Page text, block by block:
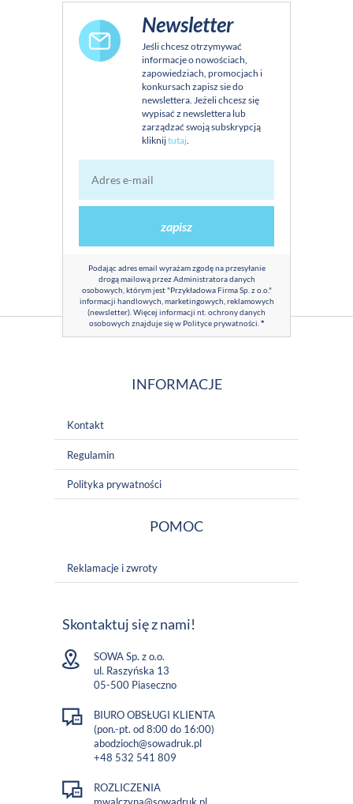
Newsletter
Jeśli chcesz otrzymywać
informacje o nowościach,
zapowiedziach, promocjach i
konkursach zapisz sie do
newslettera. Jeżeli chcesz się
wypisać z newslettera lub
zarządzać swoją subskrypcją
kliknijtutaj.
zapisz
Podając adres email wyrażam zgodę na przesyłanie
drogą mailową przez Administratora danych
osobowych, którym jest "Przykładowa Firma Sp. z o.o."
informacji handlowych, marketingowych, reklamowych
(newsletter). Więcej informacji nt. ochrony danych
osobowych znajduje się w Polityce prywatności *
INFORMACJE
Kontakt
Regulamin
Polityka prywatności
POMOC
Reklamacje i zwroty
Skontaktuj się z nami!
SOWA Sp. z o.o.
ul. Raszyńska 13
05-500 Piaseczno
BIURO OBSŁUGI KLIENTA
(pon.-pt. od 8:00 do 16:00)
abodzioch@sowadruk.pl
+48 532 541 809
ROZLICZENIA